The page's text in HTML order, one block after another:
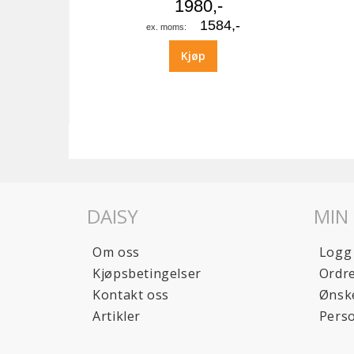
1980,-
1584,-
Kjøp
DAISY
Om oss
Kjøpsbetingelser
Kontakt oss
Artikler
MIN